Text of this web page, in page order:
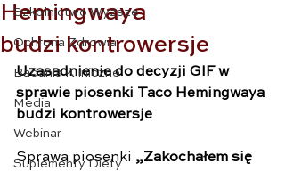
Szkolnictwo Wyższe
Ochrona Zdrowia
Badania Kliniczne
Media
Webinar
Suplementy Diety
Hemingwaya
budzi kontrowersje
Uzasadnienie do decyzji GIF w
sprawie piosenki Taco Hemingwaya
budzi kontrowersje
Sprawa piosenki „Zakochałem się